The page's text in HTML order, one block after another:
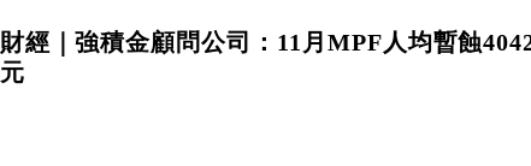
財經｜強積金顧問公司：11月MPF人均暫蝕
元